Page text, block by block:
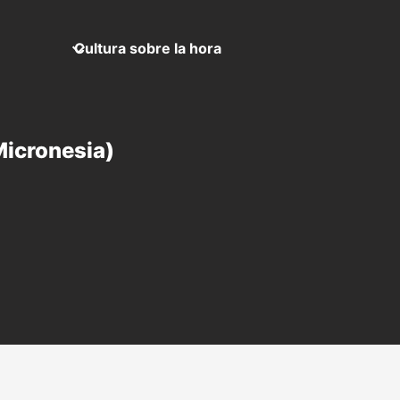
Cultura sobre la hora